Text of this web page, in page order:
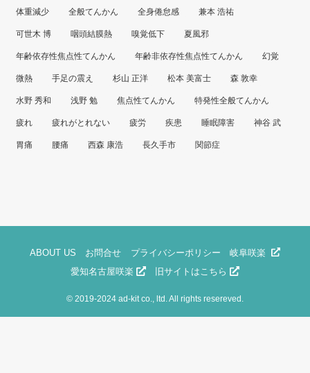
体重減少 全般てんかん 全身倦怠感 兼本 浩祐
可世木 博 咽頭結膜熱 嗅覚低下 夏風邪
年齢依存性焦点性てんかん 年齢非依存性焦点性てんかん 幻覚
微熱 手足の震え 杉山 正洋 松本 美富士 森 敦幸
水野 秀和 浅野 勉 焦点性てんかん 特発性全般てんかん
疲れ 疲れがとれない 疲労 疾患 睡眠障害 神谷 武
胃痛 腰痛 西森 康浩 長久手市 関節症
ABOUT US お問合せ プライバシーポリシー
岐阜咲楽
愛知名古屋咲楽
旧サイトはこちら
© 2019-2024 ad-kit co., ltd. All rights resereved.